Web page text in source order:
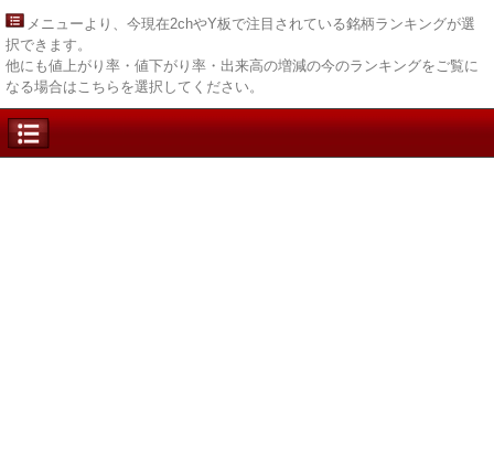
メニューより、今現在2chやY板で注目されている銘柄ランキングが選
択できます。
他にも値上がり率・値下がり率・出来高の増減の今のランキングをご覧に
なる場合はこちらを選択してください。